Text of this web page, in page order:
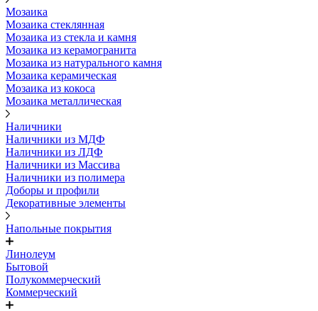
Мозаика
Мозаика стеклянная
Мозаика из стекла и камня
Мозаика из керамогранита
Мозаика из натурального камня
Мозаика керамическая
Мозаика из кокоса
Мозаика металлическая
Наличники
Наличники из МДФ
Наличники из ЛДФ
Наличники из Массива
Наличники из полимера
Доборы и профили
Декоративные элементы
Напольные покрытия
Линолеум
Бытовой
Полукоммерческий
Коммерческий